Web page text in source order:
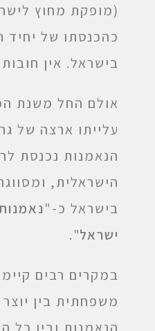
(מופקת מחוץ
כהכנסתו של יחיד
בישראל. אין
אולם החל משנת המס
עלייתו ארצה של
הנאמנות נכנסת
הישראלית,
בישראל כ-"
ישראל".
במקרים רבים
משפחתית בין יוצר